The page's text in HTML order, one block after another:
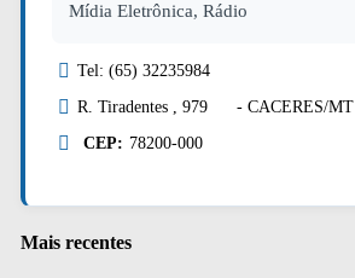
Mídia Eletrônica, Rádio
Tel: (65) 32235984
R. Tiradentes , 979 - CACERES/MT
CEP: 78200-000
Mais recentes